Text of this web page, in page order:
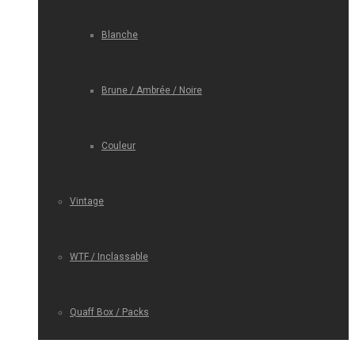
Blanche
Brune / Ambrée / Noire
Couleur
Vintage
WTF / Inclassable
Quaff Box / Packs